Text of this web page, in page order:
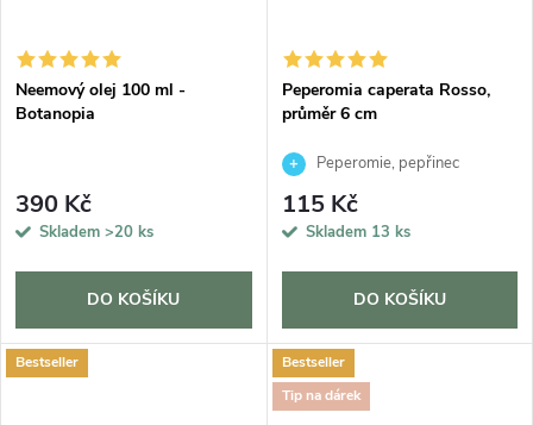
Neemový olej 100 ml -
Botanopia
390 Kč
Skladem >20 ks
DO KOŠÍKU
Peperomia caperata Rosso,
průměr 6 cm
Peperomie, pepřinec
115 Kč
Skladem 13 ks
DO KOŠÍKU
Bestseller
Bestseller
Tip na dárek